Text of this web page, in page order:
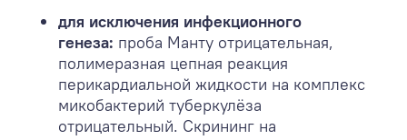
для исключения инфекционного
генеза: проба Манту отрицательная,
полимеразная цепная реакция
перикардиальной жидкости на комплекс
микобактерий туберкулёза
отрицательный. Скрининг на